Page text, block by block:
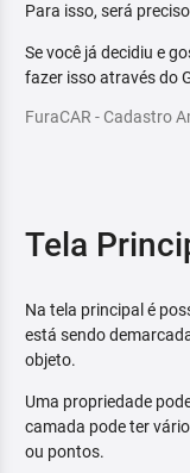
Para isso, será
Se você já decidiu e
fazer isso através do
FuraCAR - Cadastro
Tela
Na tela principal é
está sendo
objeto.
Uma propriedade
camada pode ter
ou pontos.